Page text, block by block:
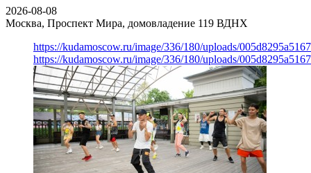
2026-08-08
Москва, Проспект Мира, домовладение 119 ВДНХ
https://kudamoscow.ru/image/336/180/uploads/
https://kudamoscow.ru/image/336/180/uploads/